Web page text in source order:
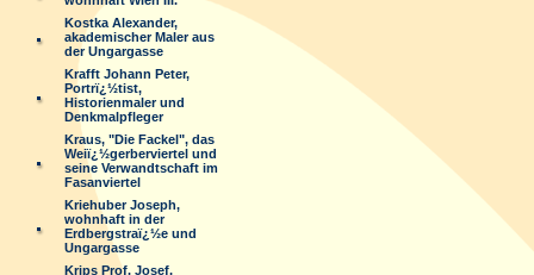
Kostka Alexander,
akademischer Maler aus
der Ungargasse
Krafft Johann Peter,
Portrï¿½tist,
Historienmaler und
Denkmalpfleger
Kraus, "Die Fackel", das
Weiï¿½gerberviertel und
seine Verwandtschaft im
Fasanviertel
Kriehuber Joseph,
wohnhaft in der
Erdbergstraï¿½e und
Ungargasse
Krips Prof. Josef,